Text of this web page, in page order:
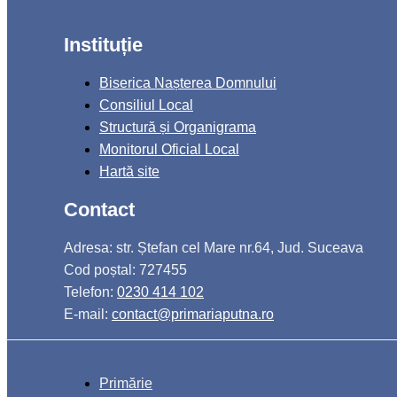
Instituție
Biserica Nașterea Domnului
Consiliul Local
Structură și Organigrama
Monitorul Oficial Local
Hartă site
Contact
Adresa: str. Ștefan cel Mare nr.64, Jud. Suceava
Cod poștal: 727455
Telefon: 0230 414 102
E-mail: contact@primariaputna.ro
Primărie